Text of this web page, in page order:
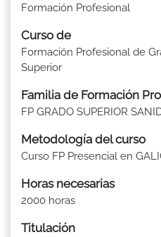
Formación Profesional
Curso de
Formación Profesional de
Superior
Familia de Formación
FP GRADO SUPERIOR
Metodología del curso
Curso FP Presencial en
Horas necesarias
2000 horas
Titulación